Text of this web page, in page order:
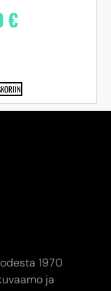
€
1970
ja